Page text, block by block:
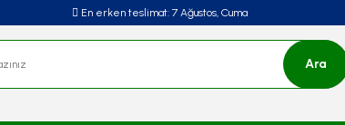
En erken teslimat: 7 Ağustos, Cuma
Ara